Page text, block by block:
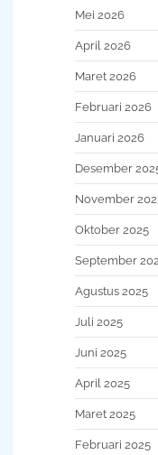
Mei 2026
April 2026
Maret 2026
Februari 2026
Januari 2026
Desember
November
Oktober 2025
September
Agustus 2025
Juli 2025
Juni 2025
April 2025
Maret 2025
Februari 2025